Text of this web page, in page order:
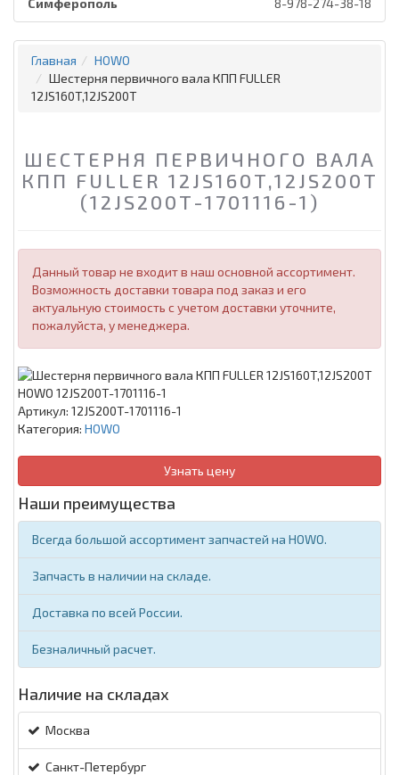
Симферополь 8-978-274-38-18
Главная
HOWO
Шестерня первичного вала КПП FULLER
12JS160T,12JS200T
ШЕСТЕРНЯ ПЕРВИЧНОГО ВАЛА
КПП FULLER 12JS160T,12JS200T
(12JS200T-1701116-1)
Данный товар не входит в наш основной ассортимент.
Возможность доставки товара под заказ и его
актуальную стоимость с учетом доставки уточните,
пожалуйста, у менеджера.
Артикул: 12JS200T-1701116-1
Категория: HOWO
Узнать цену
Наши преимущества
Всегда большой ассортимент запчастей на HOWO.
Запчасть в наличии на складе.
Доставка по всей России.
Безналичный расчет.
Наличие на складах
Москва
Санкт-Петербург